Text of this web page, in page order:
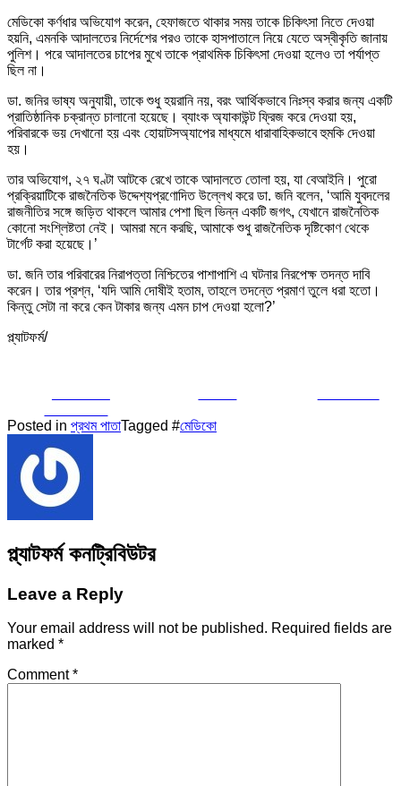
মেডিকো কর্ণধার অভিযোগ করেন, হেফাজতে থাকার সময় তাকে চিকিৎসা নিতে দেওয়া
হয়নি, এমনকি আদালতের নির্দেশের পরও তাকে হাসপাতালে নিয়ে যেতে অস্বীকৃতি জানায়
পুলিশ। পরে আদালতের চাপের মুখে তাকে প্রাথমিক চিকিৎসা দেওয়া হলেও তা পর্যাপ্ত
ছিল না।
ডা. জনির ভাষ্য অনুযায়ী, তাকে শুধু হয়রানি নয়, বরং আর্থিকভাবে নিঃস্ব করার জন্য একটি
প্রাতিষ্ঠানিক চক্রান্ত চালানো হয়েছে। ব্যাংক অ্যাকাউন্ট ফ্রিজ করে দেওয়া হয়,
পরিবারকে ভয় দেখানো হয় এবং হোয়াটসঅ্যাপের মাধ্যমে ধারাবাহিকভাবে হুমকি দেওয়া
হয়।
তার অভিযোগ, ২৭ ঘণ্টা আটকে রেখে তাকে আদালতে তোলা হয়, যা বেআইনি। পুরো
প্রক্রিয়াটিকে রাজনৈতিক উদ্দেশ্যপ্রণোদিত উল্লেখ করে ডা. জনি বলেন, ‘আমি যুবদলের
রাজনীতির সঙ্গে জড়িত থাকলে আমার পেশা ছিল ভিন্ন একটি জগৎ, যেখানে রাজনৈতিক
কোনো সংশ্লিষ্টতা নেই। আমরা মনে করছি, আমাকে শুধু রাজনৈতিক দৃষ্টিকোণ থেকে
টার্গেট করা হয়েছে।’
ডা. জনি তার পরিবারের নিরাপত্তা নিশ্চিতের পাশাপাশি এ ঘটনার নিরপেক্ষ তদন্ত দাবি
করেন। তার প্রশ্ন, ‘যদি আমি দোষীই হতাম, তাহলে তদন্তে প্রমাণ তুলে ধরা হতো।
কিন্তু সেটা না করে কেন টাকার জন্য এমন চাপ দেওয়া হলো?’
প্ল্যাটফর্ম/
Posted in প্রথম পাতাTagged #মেডিকো
প্ল্যাটফর্ম কনট্রিবিউটর
Leave a Reply
Your email address will not be published. Required fields are
marked *
Comment*